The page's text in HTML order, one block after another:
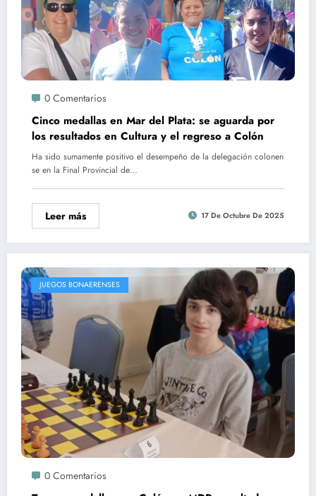
0 Comentarios
Cinco medallas en Mar del Plata: se aguarda por
los resultados en Cultura y el regreso a Colón
Ha sido sumamente positivo el desempeño de la delegación colonen
se en la Final Provincial de…
Leer más 17 De Octubre De 2025
JUEGOS BONAERENSES
0 Comentarios